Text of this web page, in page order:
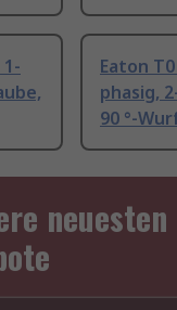
Eaton
phasig,
90 °-
neuesten